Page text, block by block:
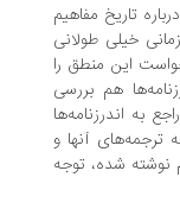
مفاهیم
طولانی
منطق را
هم بررسی
آنها و
شده، توجه